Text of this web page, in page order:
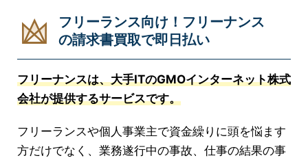
フリーランス向け！フリーナンス
の請求書買取で即日払い
フリーナンスは、大手ITのGMOインターネット株式
会社が提供するサービスです。
フリーランスや個人事業主で資金繰りに頭を悩ます
方だけでなく、業務遂行中の事故、仕事の結果の事